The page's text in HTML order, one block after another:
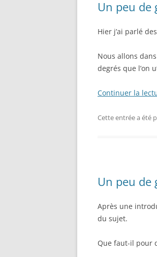
Un peu de
Hier j’ai parlé
Nous allons
degrés que l’on
Continuer la
Cette entrée a été
Un peu de
Après une
du sujet.
Que faut-il pour